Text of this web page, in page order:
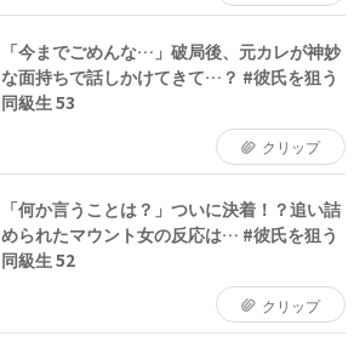
「今までごめんな…」破局後、元カレが神妙
な面持ちで話しかけてきて…？ #彼氏を狙う
同級生 53
クリップ
「何か言うことは？」ついに決着！？追い詰
められたマウント女の反応は… #彼氏を狙う
同級生 52
クリップ